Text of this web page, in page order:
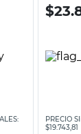
$
PRECIO
$19.743,81